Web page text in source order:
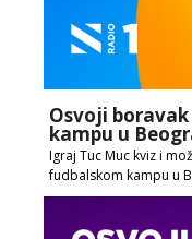
Osvoji
kampu u
Igraj Tuc Muc kviz i
fudbalskom kampu u